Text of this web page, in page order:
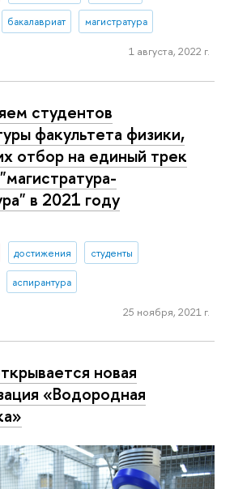
бакалавриат магистратура
1 августа, 2022 г.
студентов
факультета физики,
отбор на единый трек
в 2021 году
достижения студенты
аспирантура
25 ноября, 2021 г.
новая
«Водородная